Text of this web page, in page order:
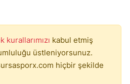
kurallarımızı kabul etmiş
üstleniyorsunuz.
hiçbir şekilde